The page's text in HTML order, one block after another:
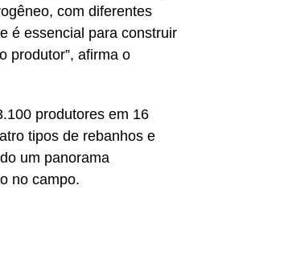
com diferentes
é essencial para construir
produtor”, afirma o
produtores em 16
tipos de rebanhos e
um panorama
no campo.